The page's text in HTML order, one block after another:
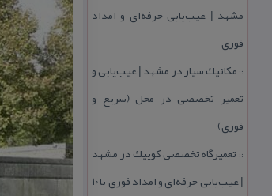
مشهد | عیب‌یابی حرفه‌ای و امداد
فوری
:: مكانیك سیار در مشهد | عیب‌یابی و
تعمیر تخصصی در محل (سریع و
فوری)
:: تعمیرگاه تخصصی كوییك در مشهد
| عیب‌یابی حرفه‌ای و امداد فوری با ۱۰